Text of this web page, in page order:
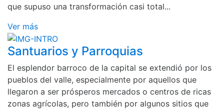
que supuso una transformación casi total...
Ver más
Santuarios y Parroquias
El esplendor barroco de la capital se extendió por los
pueblos del valle, especialmente por aquellos que
llegaron a ser prósperos mercados o centros de ricas
zonas agrícolas, pero también por algunos sitios que